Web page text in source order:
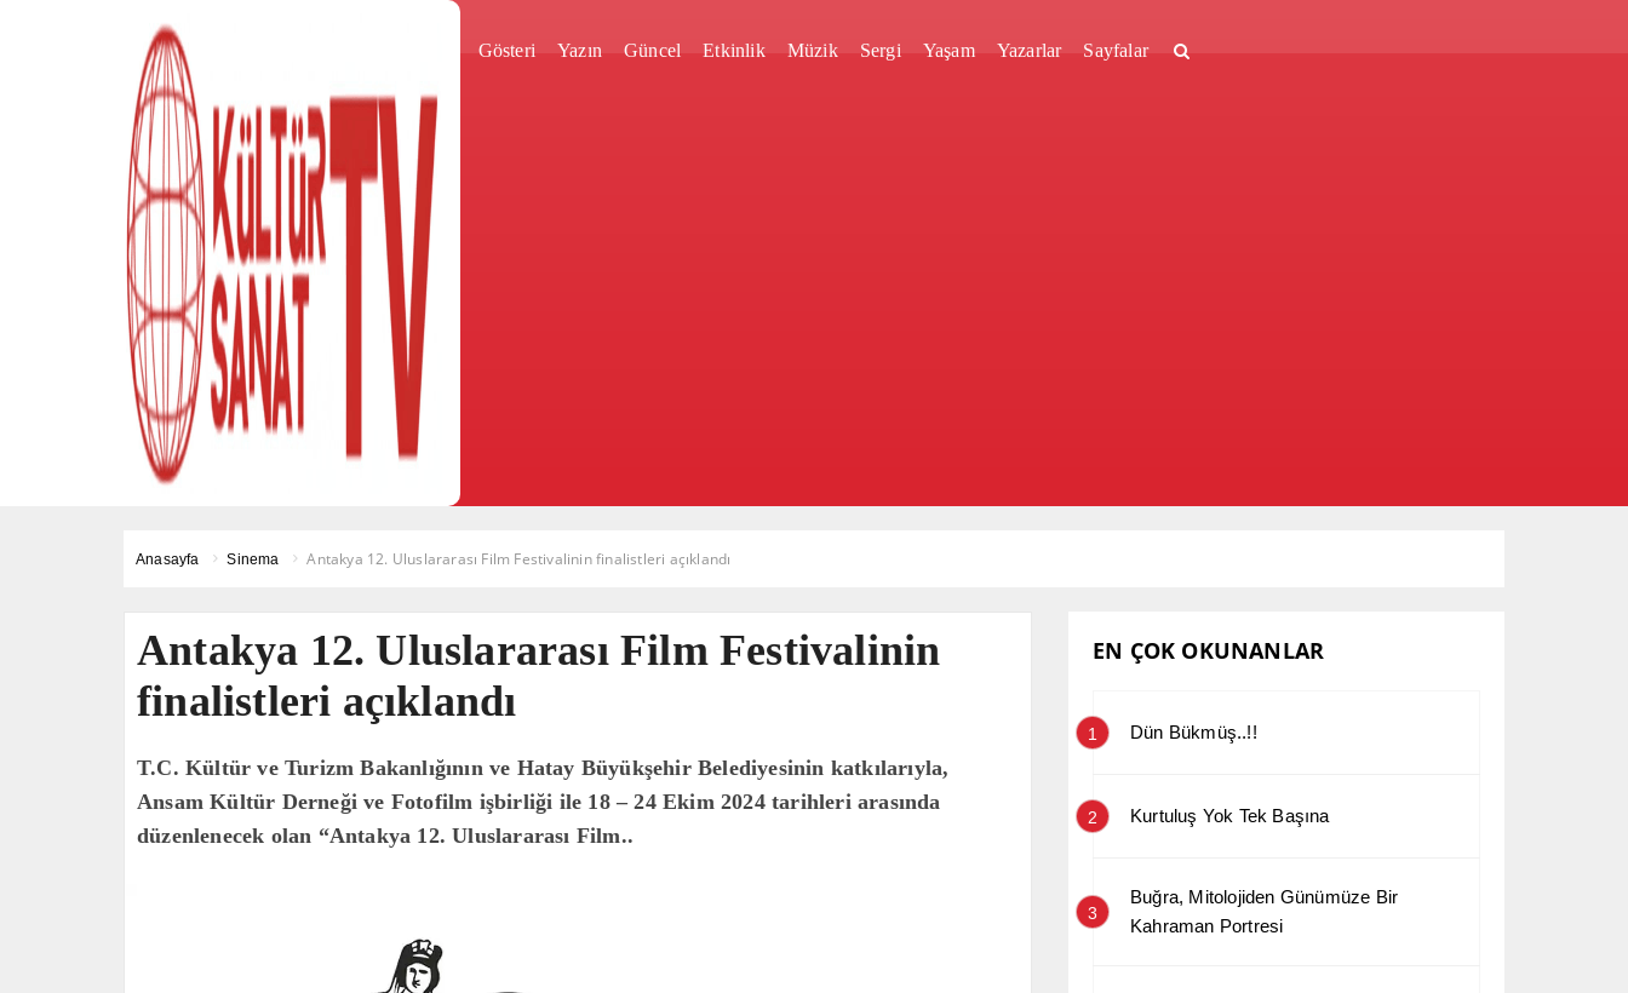
Gösteri Yazın Güncel Etkinlik Müzik Sergi Yaşam Yazarlar Sayfalar
Anasayfa Sinema Antakya 12. Uluslararası Film Festivalinin finalistleri açıklandı
Antakya 12. Uluslararası Film Festivalinin
finalistleri açıklandı
T.C. Kültür ve Turizm Bakanlığının ve Hatay Büyükşehir Belediyesinin katkılarıyla,
Ansam Kültür Derneği ve Fotofilm işbirliği ile 18 – 24 Ekim 2024 tarihleri arasında
düzenlenecek olan “Antakya 12. Uluslararası Film..
EN ÇOK OKUNANLAR
1 Dün Bükmüş..!!
2 Kurtuluş Yok Tek Başına
3
Buğra, Mitolojiden Günümüze Bir
Kahraman Portresi